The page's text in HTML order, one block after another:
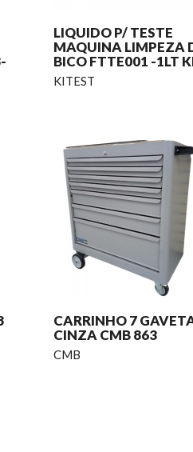
LIQUIDO P/ TESTE
MAQUINA LIMPEZA
BICO FTTE001 -1LT
KITEST
CARRINHO 7
CINZA CMB 863
CMB